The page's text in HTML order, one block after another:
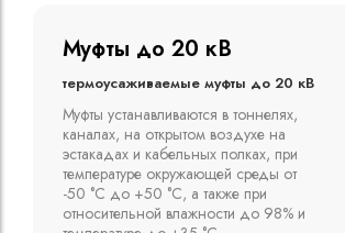
Муфты до 10 кВ
Термоусаживаемые муфты до 10 кВ
Компания ООО "Москабельторг"
предлагает, как соединительные
термоусаживаемые муфты на кабель
напряжением до 10 кВ с изоляцией
из маслопропитанной бумаги и
сшитого полиэтилена собственного